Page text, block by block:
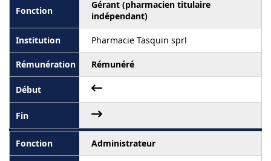
Gérant (pharmacien titulaire
indépendant)
Pharmacie Tasquin sprl
Rémunéré
Administrateur